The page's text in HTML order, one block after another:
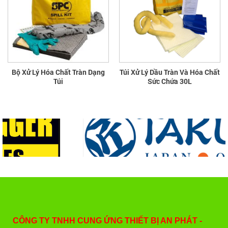
Bộ Xử Lý Hóa Chất Tràn Dạng
Túi
Túi Xử Lý Dầu Tràn Và Hóa Chất
Sức Chứa 30L
CÔNG TY TNHH CUNG ỨNG THIẾT BỊ AN PHÁT -